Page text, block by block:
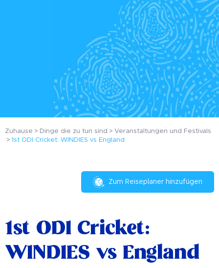
Zuhause Dinge die zu tun sind
Veranstaltungen und Festivals
1st ODI Cricket: WINDIES vs England
Zum Reiseplaner hinzufügen
1st ODI Cricket:
WINDIES vs England